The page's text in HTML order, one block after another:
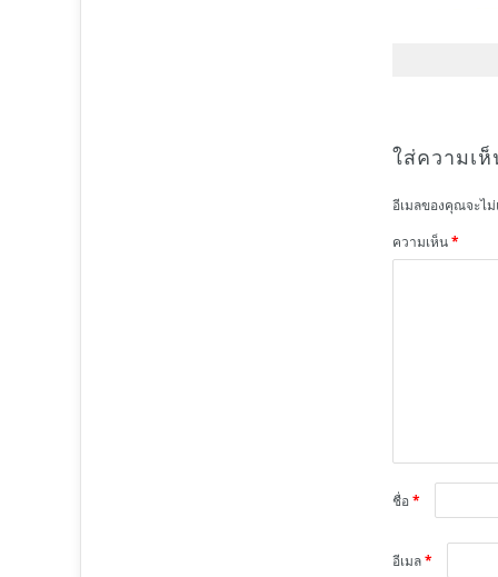
ใส่ความเ
อีเมลของคุณจะไ
ความเห็น*
ชื่อ*
อีเมล*